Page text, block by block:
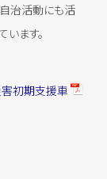
治活動にも活
ます。
初期支援車